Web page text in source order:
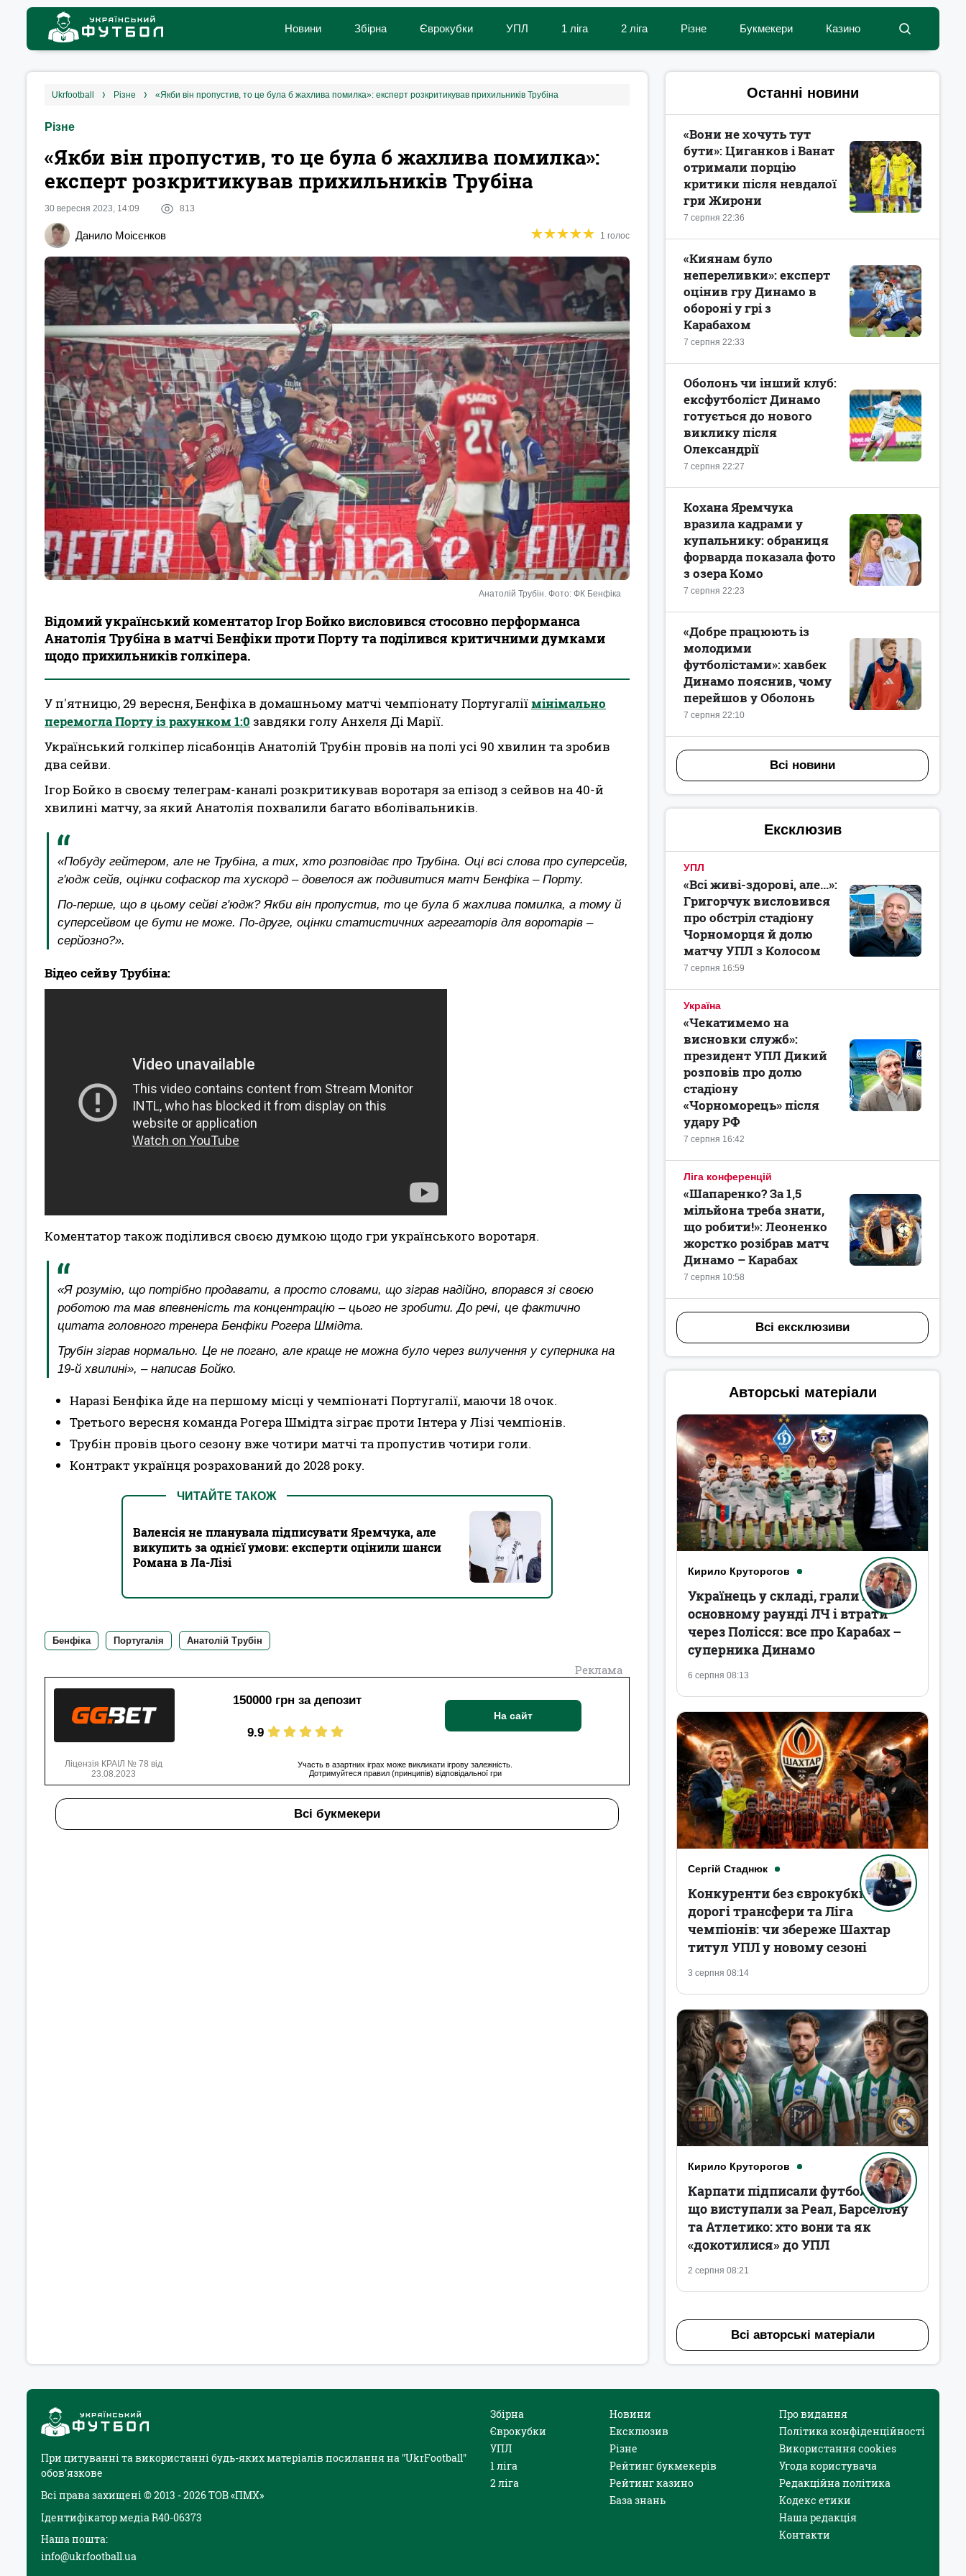
Новини Збірна Єврокубки УПЛ 1 ліга 2 ліга Різне Букмекери Казино
ukrfootball різне «Якби він пропустив, то це була б жахлива помилка»: експерт розкритикував прихильників Трубіна
Різне
«Якби він пропустив, то це була б жахлива помилка»:
експерт розкритикував прихильників Трубіна
30 вересня 2023, 14:09 813
Данило Моісєнков ★★★★★
★★★★★ 1 голос
Анатолій Трубін. Фото: ФК Бенфіка
Відомий український коментатор Ігор Бойко висловився стосовно перформанса
Анатолія Трубіна в матчі Бенфіки проти Порту та поділився критичними думками
щодо прихильників голкіпера.
У п'ятницю, 29 вересня, Бенфіка в домашньому матчі чемпіонату Португаліїмінімально
перемогла Порту із рахунком 1:0 завдяки голу Анхеля Ді Марії.
Український голкіпер лісабонців Анатолій Трубін провів на полі усі 90 хвилин та зробив
два сейви.
Ігор Бойко в своєму телеграм-каналі розкритикував воротаря за епізод з сейвов на 40-й
хвилині матчу, за який Анатолія похвалили багато вболівальників.
«Побуду гейтером, але не Трубіна, а тих, хто розповідає про Трубіна. Оці всі слова про суперсейв,
г'юдж сейв, оцінки софаскор та хускорд – довелося аж подивитися матч Бенфіка – Порту.
По-перше, що в цьому сейві г'юдж? Якби він пропустив, то це була б жахлива помилка, а тому й
суперсейвом це бути не може. По-друге, оцінки статистичних агрегаторів для воротарів –
серйозно?».
Відео сейву Трубіна:
Коментатор також поділився своєю думкою щодо гри українського воротаря.
«Я розумію, що потрібно продавати, а просто словами, що зіграв надійно, впорався зі своєю
роботою та мав впевненість та концентрацію – цього не зробити. До речі, це фактично
цитата головного тренера Бенфіки Рогера Шмідта.
Трубін зіграв нормально. Це не погано, але краще не можна було через вилучення у суперника на
19-й хвилині», – написав Бойко.
Наразі Бенфіка йде на першому місці у чемпіонаті Португалії, маючи 18 очок.
Третього вересня команда Рогера Шмідта зіграє проти Інтера у Лізі чемпіонів.
Трубін провів цього сезону вже чотири матчі та пропустив чотири голи.
Контракт українця розрахований до 2028 року.
ЧИТАЙТЕ ТАКОЖ
Валенсія не планувала підписувати Яремчука, але
викупить за однієї умови: експерти оцінили шанси
Романа в Ла-Лізі
Бенфіка Португалія Анатолій Трубін
Реклама
150000 грн за депозит
9.9
На сайт
Ліцензія КРАІЛ № 78 від
23.08.2023
Участь в азартних іграх може викликати ігрову залежність.
Дотримуйтеся правил (принципів) відповідальної гри
Всі букмекери
Останні новини
7 серпня 22:36
«Вони не хочуть тут
бути»: Циганков і Ванат
отримали порцію
критики після невдалої
гри Жирони
7 серпня 22:33
«Киянам було
непереливки»: експерт
оцінив гру Динамо в
обороні у грі з
Карабахом
7 серпня 22:27
Оболонь чи інший клуб:
ексфутболіст Динамо
готується до нового
виклику після
Олександрії
7 серпня 22:23
Кохана Яремчука
вразила кадрами у
купальнику: обраниця
форварда показала фото
з озера Комо
7 серпня 22:10
«Добре працюють із
молодими
футболістами»: хавбек
Динамо пояснив, чому
перейшов у Оболонь
Всі новини
Ексклюзив
УПЛ
7 серпня 16:59
«Всі живі-здорові, але...»:
Григорчук висловився
про обстріл стадіону
Чорноморця й долю
матчу УПЛ з Колосом
Україна
7 серпня 16:42
«Чекатимемо на
висновки служб»:
президент УПЛ Дикий
розповів про долю
стадіону
«Чорноморець» після
удару РФ
Ліга конференцій
7 серпня 10:58
«Шапаренко? За 1,5
мільйона треба знати,
що робити!»: Леоненко
жорстко розібрав матч
Динамо – Карабах
Всі ексклюзиви
Авторські матеріали
Кирило Круторогов
6 серпня 08:13
Українець у складі, грали в
основному раунді ЛЧ і втрати
через Полісся: все про Карабах –
суперника Динамо
Сергій Стаднюк
3 серпня 08:14
Конкуренти без єврокубків,
дорогі трансфери та Ліга
чемпіонів: чи збереже Шахтар
титул УПЛ у новому сезоні
Кирило Круторогов
2 серпня 08:21
Карпати підписали футболістів,
що виступали за Реал, Барселону
та Атлетико: хто вони та як
«докотилися» до УПЛ
Всі авторські матеріали
При цитуванні та використанні будь-яких матеріалів посилання на "UkrFootball"
обов'язкове
Всі права захищені © 2013 - 2026 ТОВ «ПМХ»
Ідентифікатор медіа R40-06373
Наша пошта:
info@ukrfootball.ua
Збірна
Єврокубки
УПЛ
1 ліга
2 ліга
Новини
Ексклюзив
Різне
Рейтинг букмекерів
Рейтинг казино
База знань
Про видання
Політика конфіденційності
Використання cookies
Угода користувача
Редакційна політика
Кодекс етики
Наша редакція
Контакти